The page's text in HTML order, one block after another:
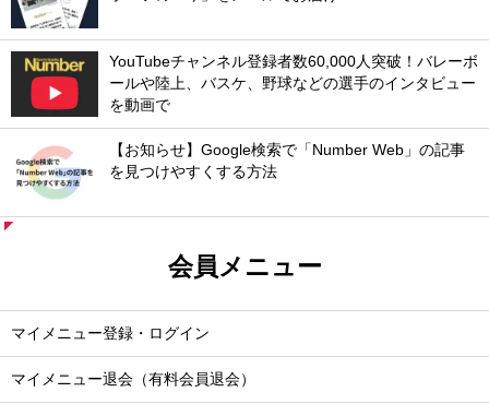
YouTubeチャンネル登録者数60,000人突破！バレーボ
ールや陸上、バスケ、野球などの選手のインタビュー
を動画で
【お知らせ】Google検索で「Number Web」の記事
を見つけやすくする方法
会員メニュー
マイメニュー登録・ログイン
マイメニュー退会（有料会員退会）